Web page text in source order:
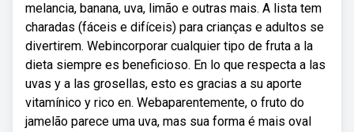
melancia, banana, uva, limão e outras mais. A lista tem
charadas (fáceis e difíceis) para crianças e adultos se
divertirem. Webincorporar cualquier tipo de fruta a la
dieta siempre es beneficioso. En lo que respecta a las
uvas y a las grosellas, esto es gracias a su aporte
vitamínico y rico en. Webaparentemente, o fruto do
jamelão parece uma uva, mas sua forma é mais oval